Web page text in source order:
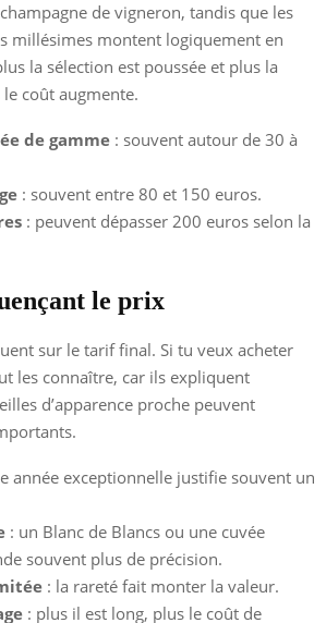
de vigneron, tandis que les
millésimes montent logiquement en
la sélection est poussée et plus la
coût augmente.
de gamme : souvent autour de 30 à
: souvent entre 80 et 150 euros.
: peuvent dépasser 200 euros selon la
le prix
sur le tarif final. Si tu veux acheter
les connaître, car ils expliquent
d’apparence proche peuvent
année exceptionnelle justifie souvent un
: un Blanc de Blancs ou une cuvée
souvent plus de précision.
: la rareté fait monter la valeur.
: plus il est long, plus le coût de